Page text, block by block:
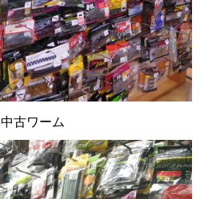
中古ワーム